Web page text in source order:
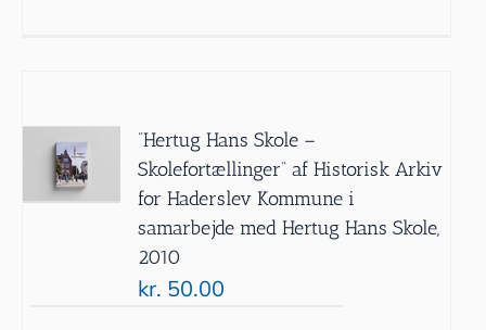
”Hertug Hans Skole –
Skolefortællinger” af Historisk Arkiv
for Haderslev Kommune i
samarbejde med Hertug Hans Skole,
2010
kr. 50.00